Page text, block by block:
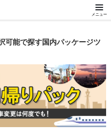
メニュー
可能で探す国内パッケージツ